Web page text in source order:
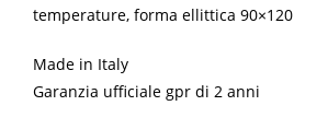
temperature, forma ellittica 90×120
Made in Italy
Garanzia ufficiale gpr di 2 anni